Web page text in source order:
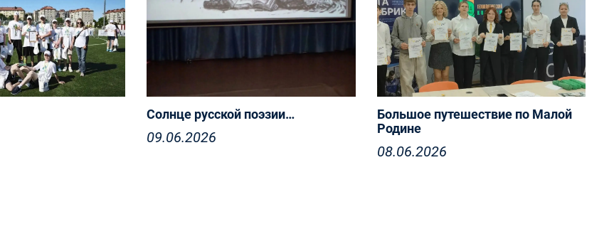
Солнце русской поэзии…
09.06.2026
Большое путешествие по Малой
Родине
08.06.2026